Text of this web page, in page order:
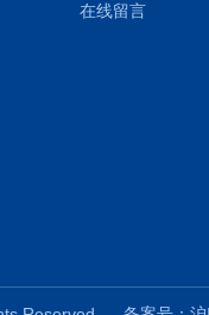
在线留言